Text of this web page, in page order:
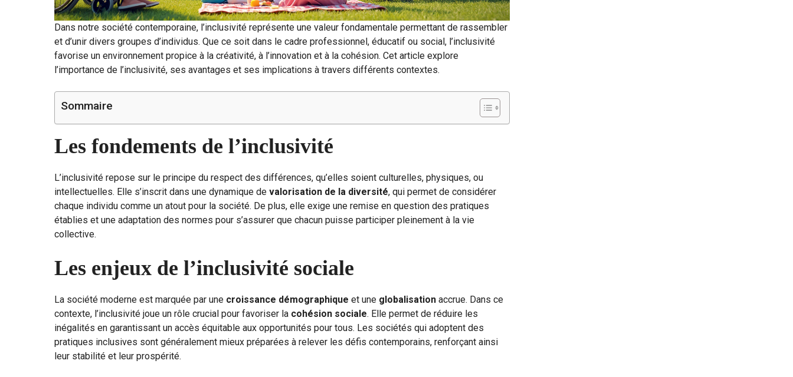
Dans notre société contemporaine, l’inclusivité représente une valeur fondamentale permettant de rassembler
et d’unir divers groupes d’individus. Que ce soit dans le cadre professionnel, éducatif ou social, l’inclusivité
favorise un environnement propice à la créativité, à l’innovation et à la cohésion. Cet article explore
l’importance de l’inclusivité, ses avantages et ses implications à travers différents contextes.
Sommaire
Les fondements de l’inclusivité
L’inclusivité repose sur le principe du respect des différences, qu’elles soient culturelles, physiques, ou
intellectuelles. Elle s’inscrit dans une dynamique de valorisation de la diversité, qui permet de considérer
chaque individu comme un atout pour la société. De plus, elle exige une remise en question des pratiques
établies et une adaptation des normes pour s’assurer que chacun puisse participer pleinement à la vie
collective.
Les enjeux de l’inclusivité sociale
La société moderne est marquée par une croissance démographique et une globalisation accrue. Dans ce
contexte, l’inclusivité joue un rôle crucial pour favoriser la cohésion sociale. Elle permet de réduire les
inégalités en garantissant un accès équitable aux opportunités pour tous. Les sociétés qui adoptent des
pratiques inclusives sont généralement mieux préparées à relever les défis contemporains, renforçant ainsi
leur stabilité et leur prospérité.